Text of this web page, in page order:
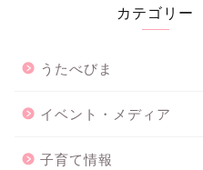
カテゴリー
うたべびま
イベント・メディア
子育て情報